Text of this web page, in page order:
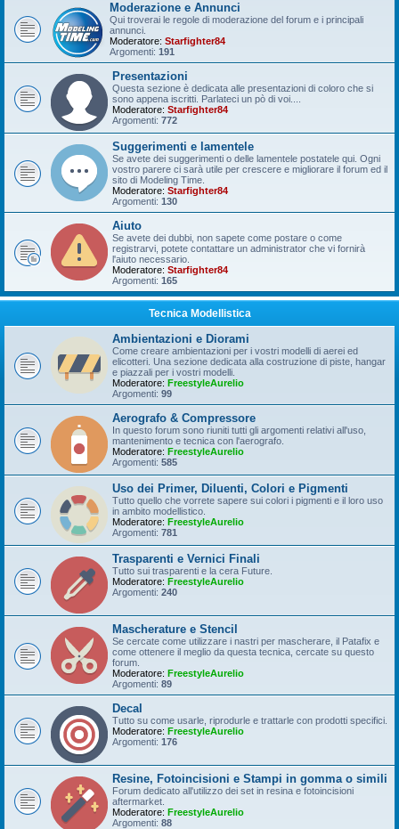
Moderazione e Annunci
Qui troverai le regole di moderazione del forum e i principali
annunci.
Moderatore: Starfighter84
Argomenti: 191
Presentazioni
Questa sezione è dedicata alle presentazioni di coloro che si
sono appena iscritti. Parlateci un pò di voi....
Moderatore: Starfighter84
Argomenti: 772
Suggerimenti e lamentele
Se avete dei suggerimenti o delle lamentele postatele qui. Ogni
vostro parere ci sarà utile per crescere e migliorare il forum ed il
sito di Modeling Time.
Moderatore: Starfighter84
Argomenti: 130
Aiuto
Se avete dei dubbi, non sapete come postare o come
registrarvi, potete contattare un administrator che vi fornirà
l'aiuto necessario.
Moderatore: Starfighter84
Argomenti: 165
Tecnica Modellistica
Ambientazioni e Diorami
Come creare ambientazioni per i vostri modelli di aerei ed
elicotteri. Una sezione dedicata alla costruzione di piste, hangar
e piazzali per i vostri modelli.
Moderatore: FreestyleAurelio
Argomenti: 99
Aerografo & Compressore
In questo forum sono riuniti tutti gli argomenti relativi all'uso,
mantenimento e tecnica con l'aerografo.
Moderatore: FreestyleAurelio
Argomenti: 585
Uso dei Primer, Diluenti, Colori e Pigmenti
Tutto quello che vorrete sapere sui colori i pigmenti e il loro uso
in ambito modellistico.
Moderatore: FreestyleAurelio
Argomenti: 781
Trasparenti e Vernici Finali
Tutto sui trasparenti e la cera Future.
Moderatore: FreestyleAurelio
Argomenti: 240
Mascherature e Stencil
Se cercate come utilizzare i nastri per mascherare, il Patafix e
come ottenere il meglio da questa tecnica, cercate su questo
forum.
Moderatore: FreestyleAurelio
Argomenti: 89
Decal
Tutto su come usarle, riprodurle e trattarle con prodotti specifici.
Moderatore: FreestyleAurelio
Argomenti: 176
Resine, Fotoincisioni e Stampi in gomma o simili
Forum dedicato all'utilizzo dei set in resina e fotoincisioni
aftermarket.
Moderatore: FreestyleAurelio
Argomenti: 88